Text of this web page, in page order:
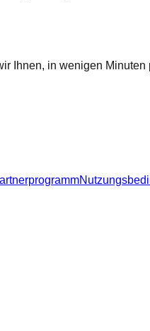
Ihnen, in wenigen